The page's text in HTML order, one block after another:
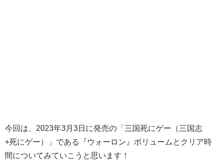
今回は、2023年3月3日に発売の「三国死にゲー（三国志
+死にゲー）」である『ウォーロン』ボリュームとクリア時
間についてみていこうと思います！